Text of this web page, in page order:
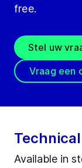
free.
Stel uw
Vraag een
Available in